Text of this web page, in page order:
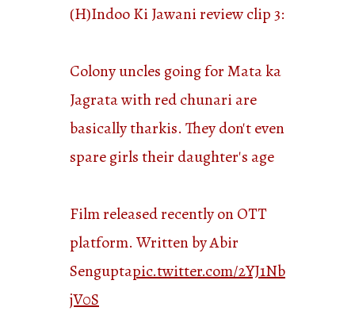
(H)Indoo Ki Jawani review clip 3:
Colony uncles going for Mata ka
Jagrata with red chunari are
basically tharkis. They don't even
spare girls their daughter's age
Film released recently on OTT
platform. Written by Abir
Senguptapic.twitter.com/2YJ1Nb
jV0S